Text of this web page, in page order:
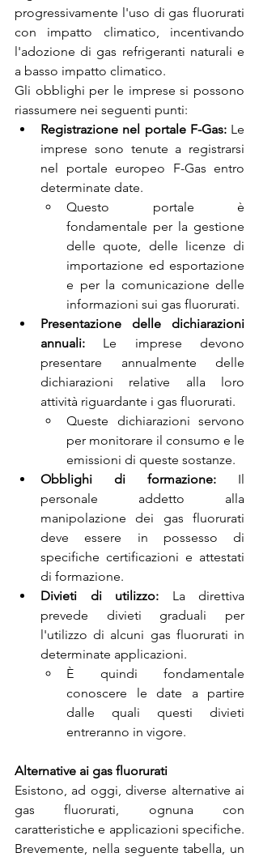
progressivamente l'uso di gas fluorurati
con impatto climatico, incentivando
l'adozione di gas refrigeranti naturali e
a basso impatto climatico.
Gli obblighi per le imprese si possono
riassumere nei seguenti punti:
Registrazione nel portale F-Gas: Le
imprese sono tenute a registrarsi
nel portale europeo F-Gas entro
determinate date.
Questo portale è
fondamentale per la gestione
delle quote, delle licenze di
importazione ed esportazione
e per la comunicazione delle
informazioni sui gas fluorurati.
Presentazione delle dichiarazioni
annuali: Le imprese devono
presentare annualmente delle
dichiarazioni relative alla loro
attività riguardante i gas fluorurati.
Queste dichiarazioni servono
per monitorare il consumo e le
emissioni di queste sostanze.
Obblighi di formazione: Il
personale addetto alla
manipolazione dei gas fluorurati
deve essere in possesso di
specifiche certificazioni e attestati
di formazione.
Divieti di utilizzo: La direttiva
prevede divieti graduali per
l'utilizzo di alcuni gas fluorurati in
determinate applicazioni.
È quindi fondamentale
conoscere le date a partire
dalle quali questi divieti
entreranno in vigore.
Alternative ai gas fluorurati
Esistono, ad oggi, diverse alternative ai
gas fluorurati, ognuna con
caratteristiche e applicazioni specifiche.
Brevemente, nella seguente tabella, un